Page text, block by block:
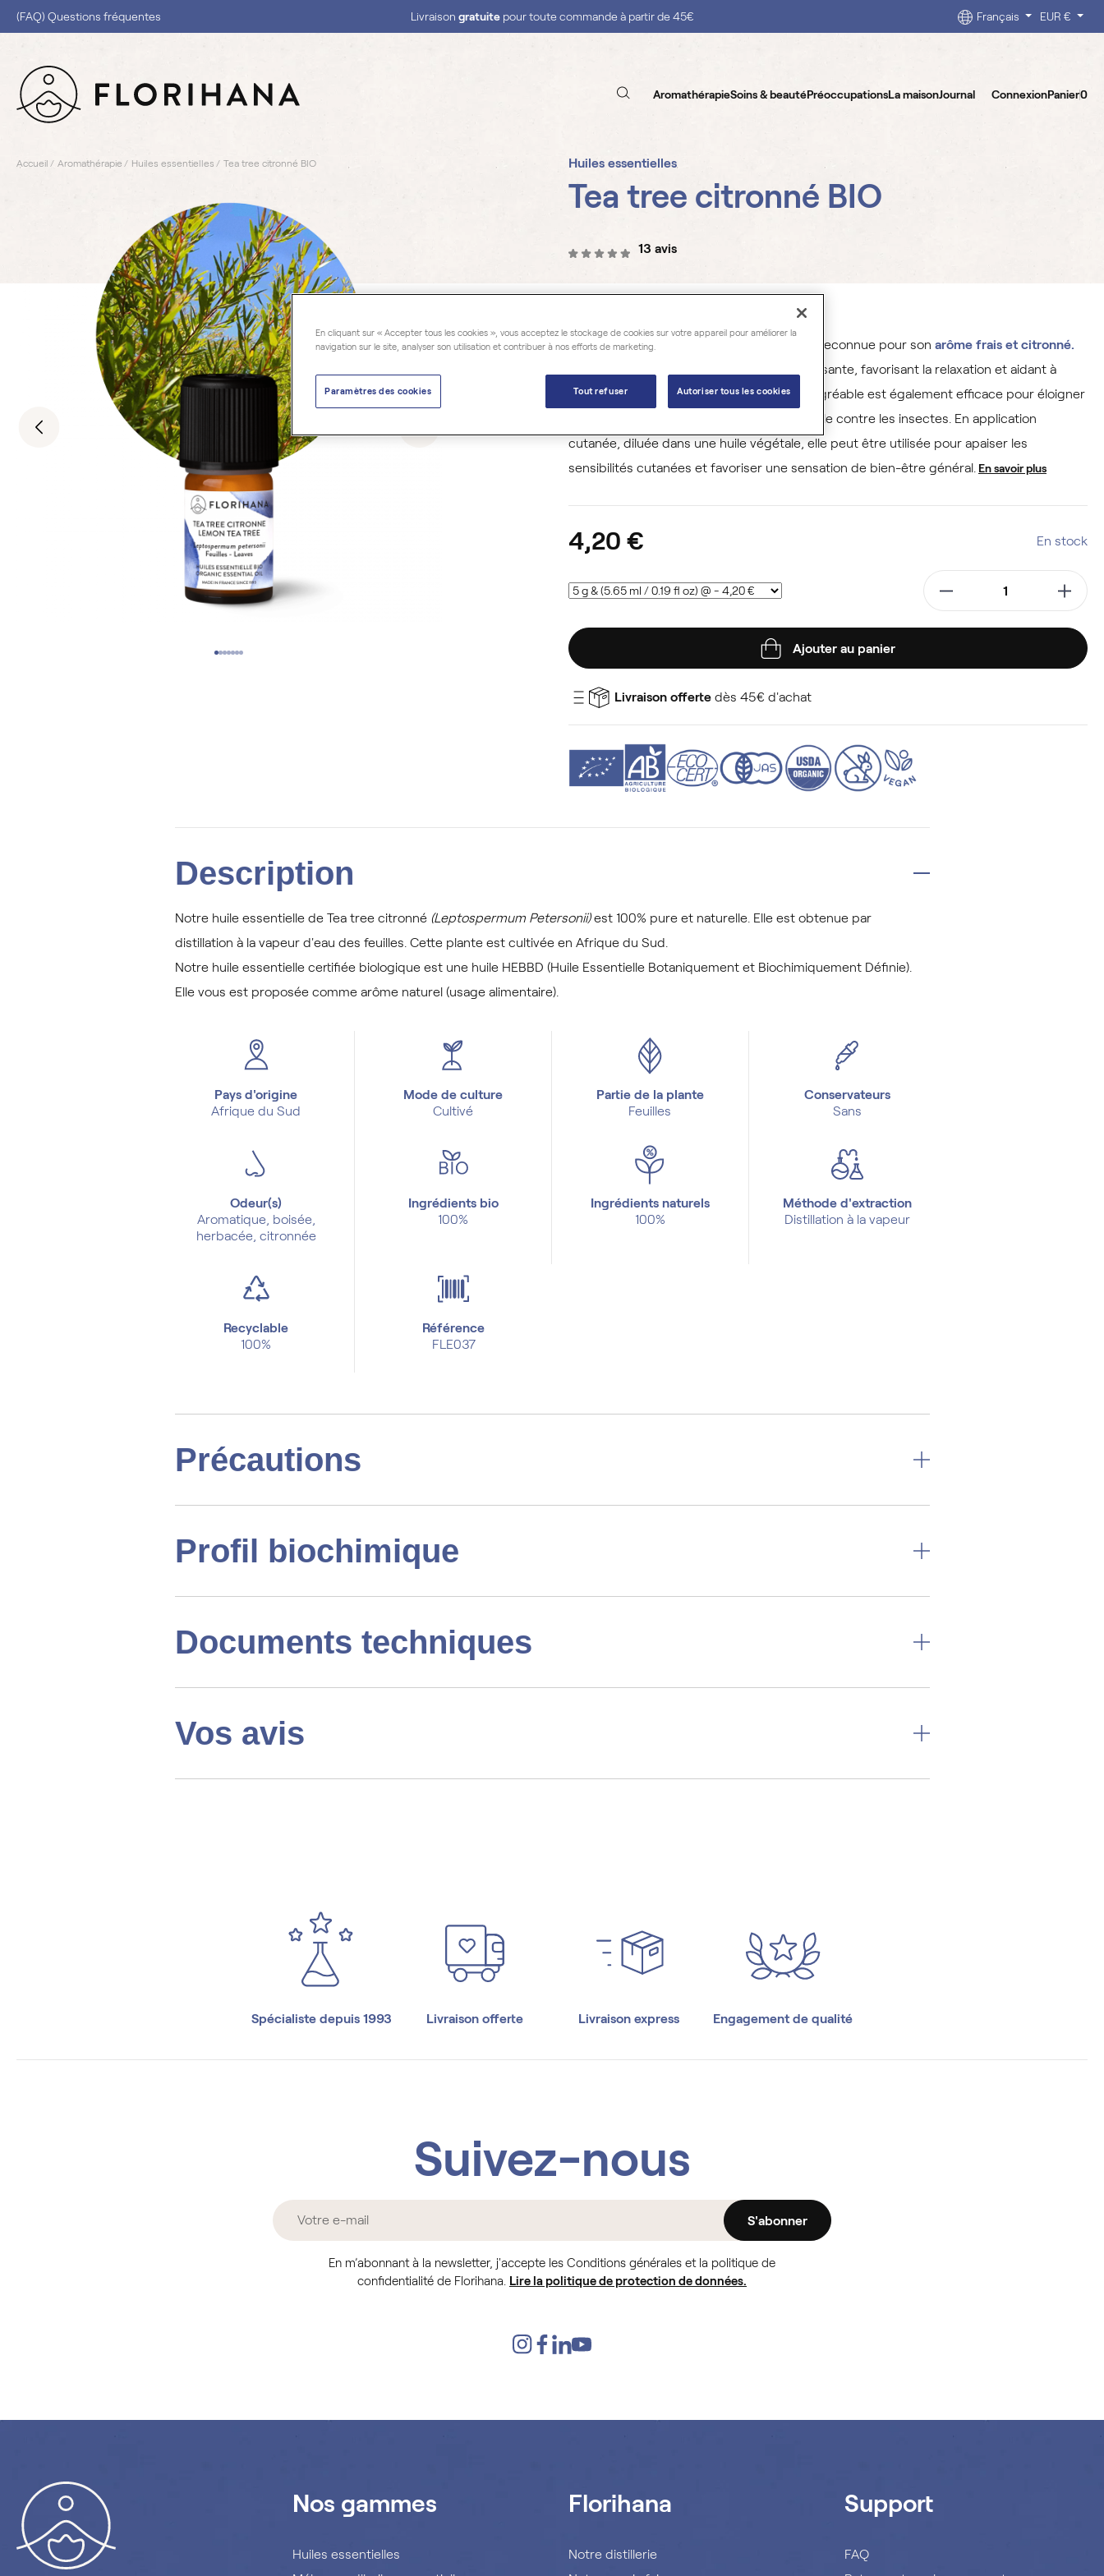
(FAQ) Questions fréquentes Livraison gratuitepour toute commande à partir de 45€ Français EUR €
AromathérapieSoins & beautéPréoccupationsLa maisonJournal ConnexionPanier0
Accueil Aromathérapie Huiles essentielles Tea tree citronné BIO Huiles essentielles
Tea tree citronné BIO
13 avis
L'huile essentielle de Tea Tree citronné est reconnue pour son arôme frais et citronné.
En diffusion, elle crée une atmosphère apaisante, favorisant la relaxation et aidant à
chasser le stress et l'anxiété.Son parfum agréable est également efficace pour éloigner
offrant une solution naturelle contre les insectes. En application
cutanée, diluée dans une huile végétale, elle peut être utilisée pour apaiser les
sensibilités cutanées et favoriser une sensation de bien-être général. En savoir plus
4,20 € En stock
Ajouter au panier
Livraison offerte dès 45€ d'achat
Description
Notre huile essentielle de Tea tree citronné (Leptospermum Petersonii)est 100% pure et naturelle. Elle est obtenue par
distillation à la vapeur d'eau des feuilles. Cette plante est cultivée en Afrique du Sud.
Notre huile essentielle certifiée biologique est une huile HEBBD (Huile Essentielle Botaniquement et Biochimiquement Définie).
Elle vous est proposée comme arôme naturel (usage alimentaire).
Pays d'origine
Afrique du Sud
Mode de culture
Cultivé
Partie de la plante
Feuilles
Conservateurs
Sans
Odeur(s)
Aromatique, boisée,
herbacée, citronnée
Ingrédients bio
100%
Ingrédients naturels
100%
Méthode d'extraction
Distillation à la vapeur
Recyclable
100%
Référence
FLE037
Précautions
Profil biochimique
Documents techniques
Vos avis
Spécialiste depuis 1993 Livraison offerte Livraison express Engagement de qualité
Suivez-nous
S'abonner
En m’abonnant à la newsletter, j'accepte les Conditions générales et la politique de
confidentialité de Florihana.
Lire la politique de protection de données.
Nos gammes
Huiles essentielles
Florihana
Notre distillerie
Support
FAQ
En cliquant sur « Accepter tous les cookies », vous acceptez le stockage de cookies sur votre appareil pour améliorer la
navigation sur le site, analyser son utilisation et contribuer à nos efforts de marketing.
Tout refuser Autoriser tous les cookies
Paramètres des cookies